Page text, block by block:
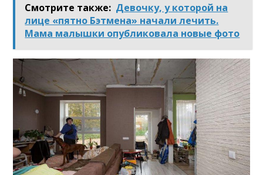
Смотрите также: Девочку, у которой на
лице «пятно Бэтмена» начали лечить.
Мама малышки опубликовала новые фото